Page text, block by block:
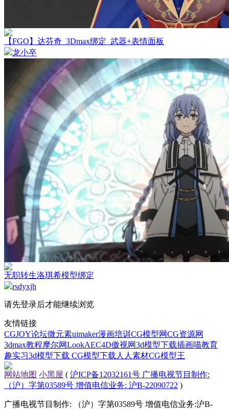
【FGO】达芬奇_3Dmax绑定_武器+表情面板
龙小卒
无职转生洛琪希模型绑定
rsdyxjh
请先登录后才能继续浏览
友情链接
CGJOY论坛微元素uimaker漫画培训 CG模型网CG资源网
3dmax教程摩尔网LookAEC4D傲视网3d模型下载插画喵教育
趣实习3d模型下载 CG模型下载 人人素材CG模型王
网站地图 小黑屋 ( 沪ICP备12032161号 广播电视节目制作:
（沪）字第03589号 增值电信业务: 沪B-22090722 )
广播电视节目制作: （沪）字第03589号 增值电信业务:沪B-